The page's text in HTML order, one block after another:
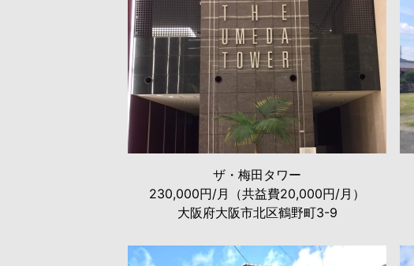
ザ・梅田タワー
230,000円/月（共益費20,000円/月）
大阪府大阪市北区鶴野町3-9